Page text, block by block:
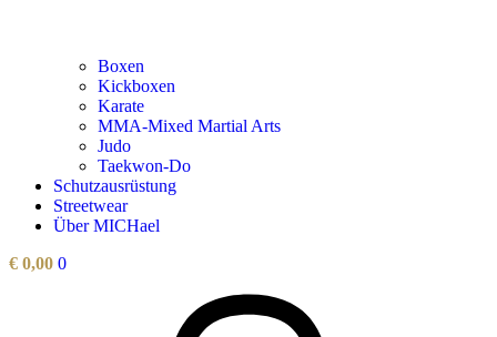
Boxen
Kickboxen
Karate
MMA-Mixed Martial Arts
Judo
Taekwon-Do
Schutzausrüstung
Streetwear
Über MICHael
€ 0,00 0